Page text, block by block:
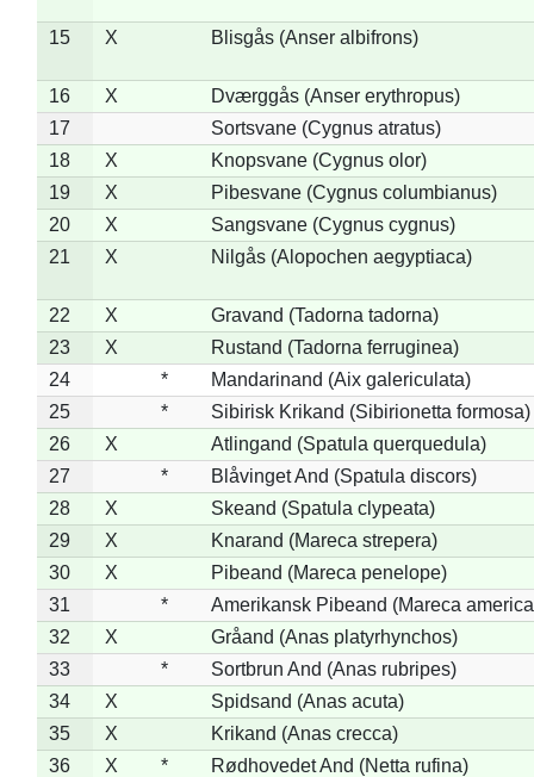
15 X Blisgås (Anser albifrons)
16 X
Dværggås (Anser erythropus)
17
Sortsvane (Cygnus atratus)
18
X
Knopsvane (Cygnus olor)
19
X
Pibesvane (Cygnus columbianus)
20
X
Sangsvane (Cygnus cygnus)
21
X Nilgås (Alopochen aegyptiaca)
22 X
Gravand (Tadorna tadorna)
23
X
Rustand (Tadorna ferruginea)
24
*
Mandarinand (Aix galericulata)
25
*
Sibirisk Krikand (Sibirionetta formosa)
26
X
Atlingand (Spatula querquedula)
27
*
Blåvinget And (Spatula discors)
28
X
Skeand (Spatula clypeata)
29
X
Knarand (Mareca strepera)
30
X
Pibeand (Mareca penelope)
31
*
Amerikansk Pibeand (Mareca
32
X
Gråand (Anas platyrhynchos)
33
*
Sortbrun And (Anas rubripes)
34
X
Spidsand (Anas acuta)
35
X
Krikand (Anas crecca)
36
X *
Rødhovedet And (Netta rufina)